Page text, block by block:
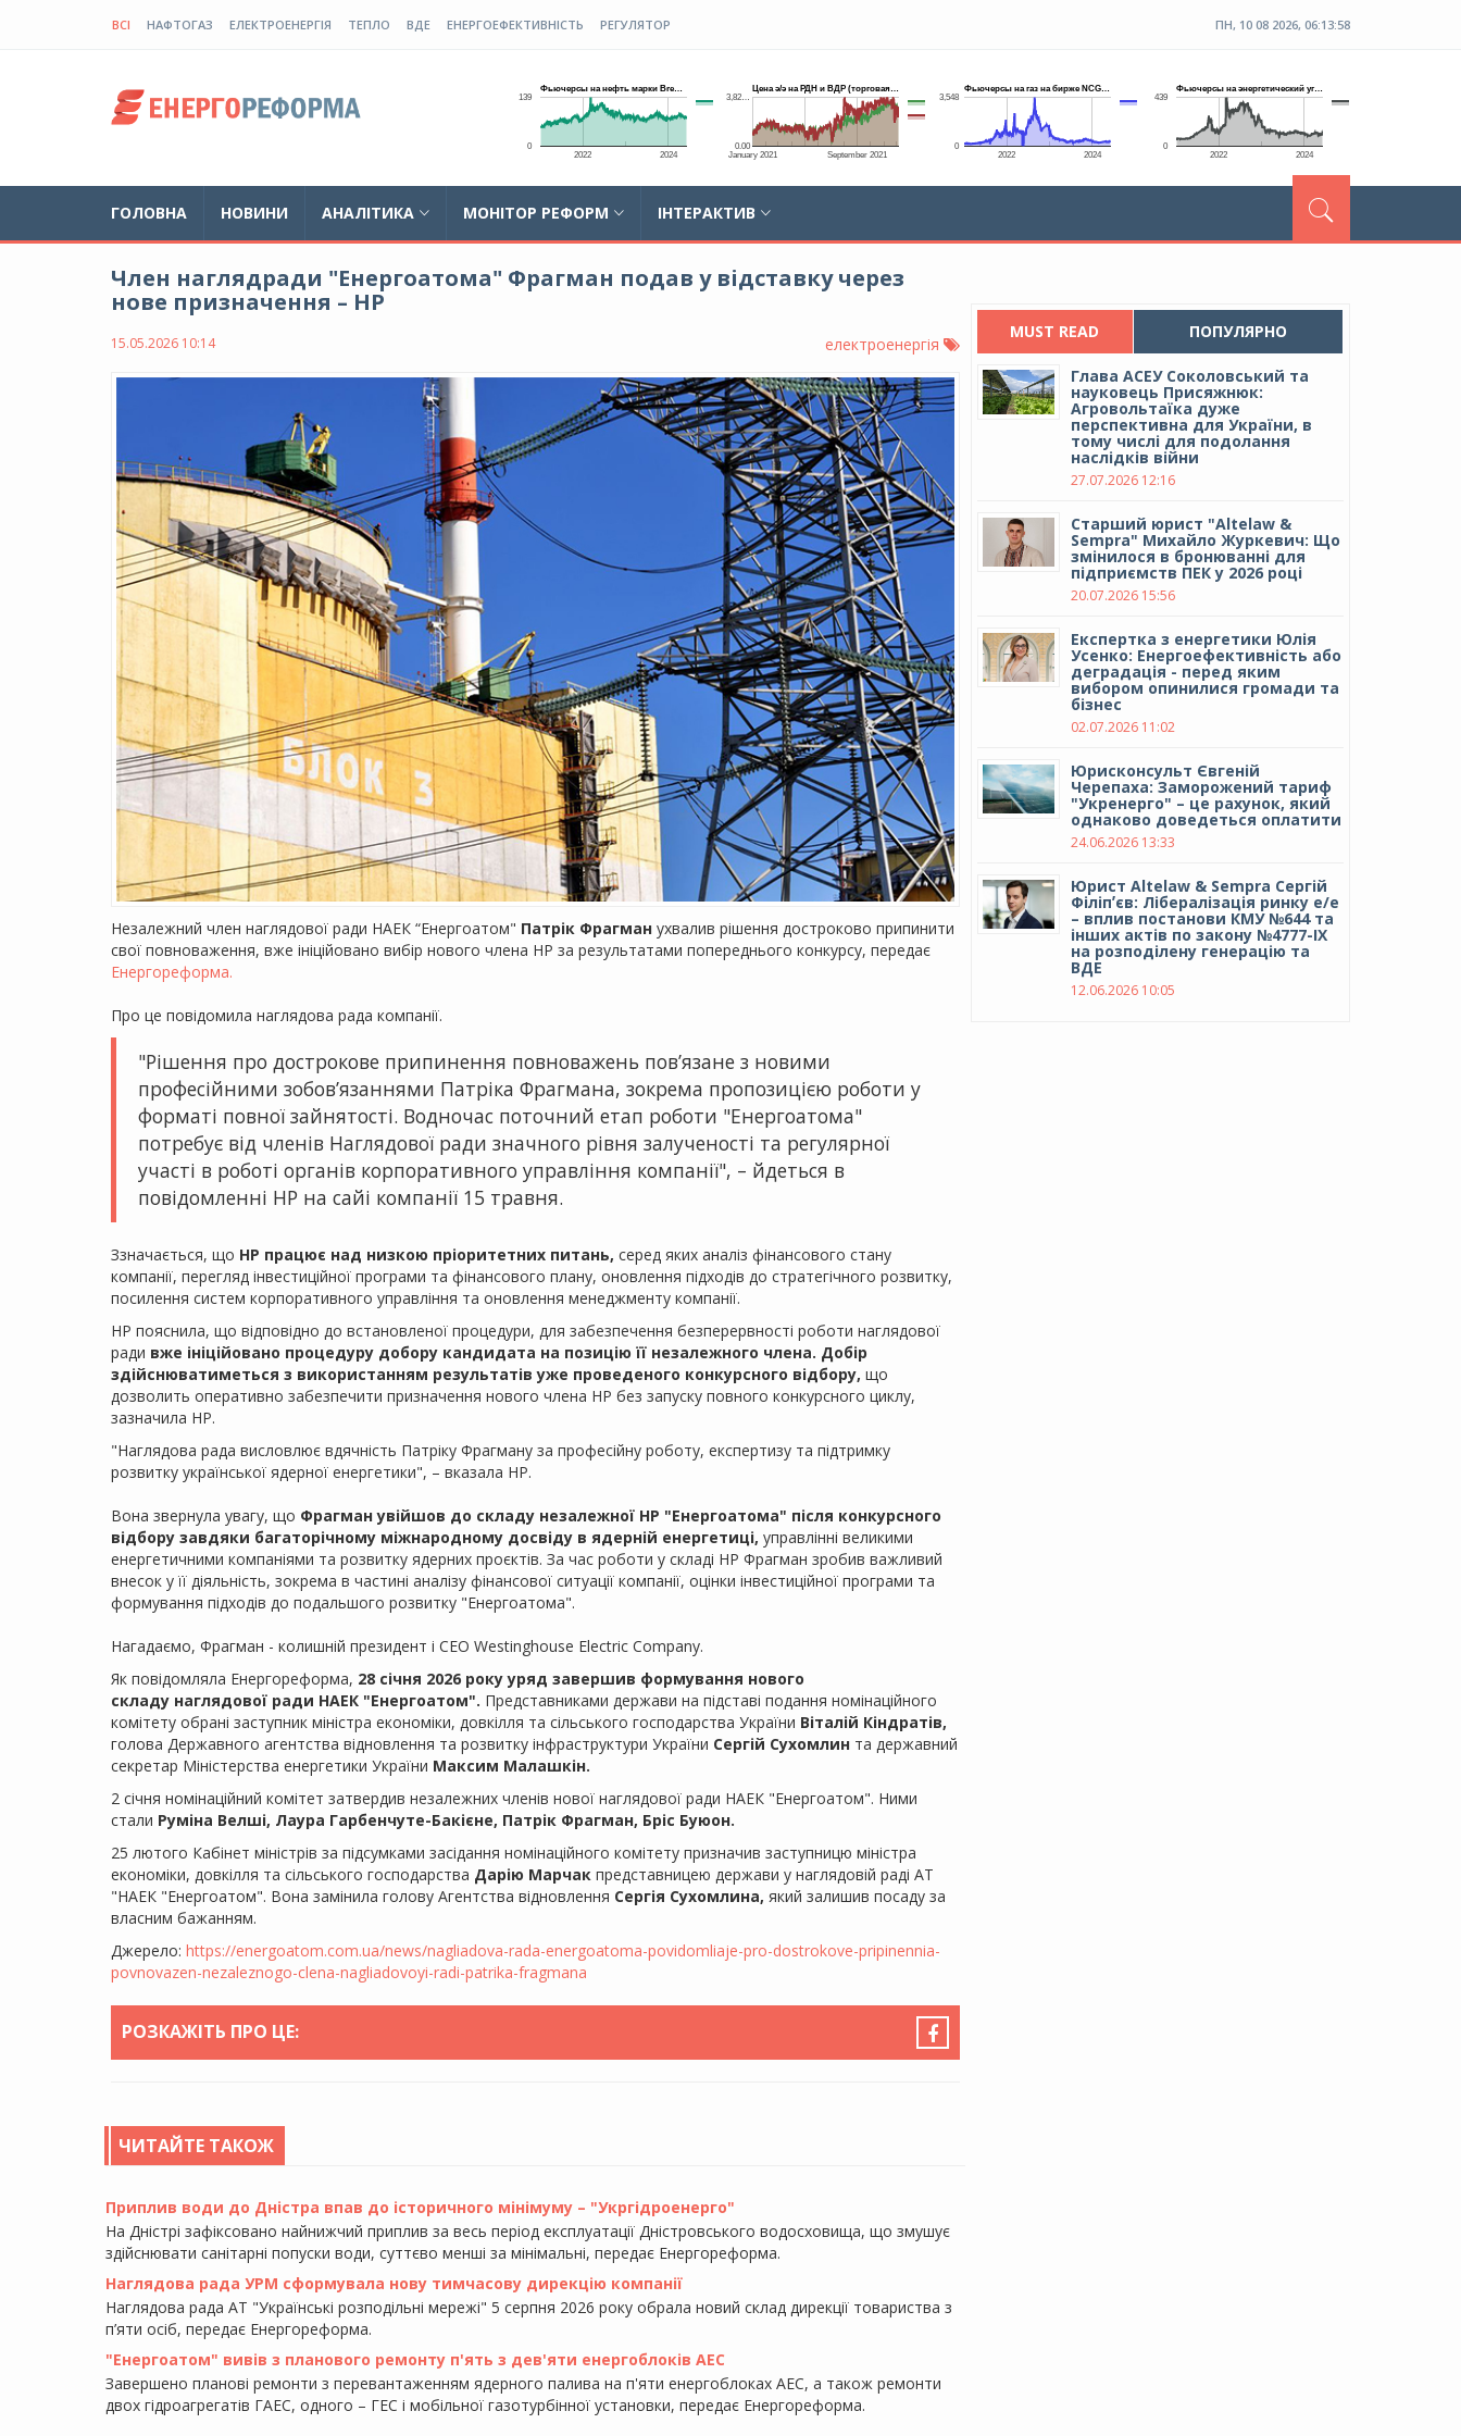
ВСІ НАФТОГАЗ ЕЛЕКТРОЕНЕРГІЯ ТЕПЛО ВДЕ ЕНЕРГОЕФЕКТИВНІСТЬ РЕГУЛЯТОР ПН, 10 08 2026, 06:13:59
ГОЛОВНА НОВИНИ АНАЛІТИКА МОНІТОР РЕФОРМ ІНТЕРАКТИВ
Член наглядради "Енергоатома" Фрагман подав у відставку через
нове призначення – НР
15.05.2026 10:14 електроенергія
Незалежний член наглядової ради НАЕК “Енергоатом" Патрік Фрагман ухвалив рішення достроково припинити
свої повноваження, вже ініційовано вибір нового члена НР за результатами попереднього конкурсу, передає
Енергореформа.
Про це повідомила наглядова рада компанії.
"Рішення про дострокове припинення повноважень пов’язане з новими
професійними зобов’язаннями Патріка Фрагмана, зокрема пропозицією роботи у
форматі повної зайнятості. Водночас поточний етап роботи "Енергоатома"
потребує від членів Наглядової ради значного рівня залученості та регулярної
участі в роботі органів корпоративного управління компанії", – йдеться в
повідомленні НР на сайі компанії 15 травня.
Ззначається, що НР працює над низкою пріоритетних питань, серед яких аналіз фінансового стану
компанії, перегляд інвестиційної програми та фінансового плану, оновлення підходів до стратегічного розвитку,
посилення систем корпоративного управління та оновлення менеджменту компанії.
НР пояснила, що відповідно до встановленої процедури, для забезпечення безперервності роботи наглядової
ради вже ініційовано процедуру добору кандидата на позицію її незалежного члена. Добір
здійснюватиметься з використанням результатів уже проведеного конкурсного відбору, що
дозволить оперативно забезпечити призначення нового члена НР без запуску повного конкурсного циклу,
зазначила НР.
"Наглядова рада висловлює вдячність Патріку Фрагману за професійну роботу, експертизу та підтримку
розвитку української ядерної енергетики", – вказала НР.
Вона звернула увагу, що Фрагман увійшов до складу незалежної НР "Енергоатома" після конкурсного
відбору завдяки багаторічному міжнародному досвіду в ядерній енергетиці, управлінні великими
енергетичними компаніями та розвитку ядерних проєктів. За час роботи у складі НР Фрагман зробив важливий
внесок у її діяльність, зокрема в частині аналізу фінансової ситуації компанії, оцінки інвестиційної програми та
формування підходів до подальшого розвитку "Енергоатома".
Нагадаємо, Фрагман - колишній президент і CEO Westinghouse Electric Company.
Як повідомляла Енергореформа, 28 січня 2026 року уряд завершив формування нового
складу наглядової ради НАЕК "Енергоатом". Представниками держави на підставі подання номінаційного
комітету обрані заступник міністра економіки, довкілля та сільського господарства України Віталій Кіндратів,
голова Державного агентства відновлення та розвитку інфраструктури України Сергій Сухомлин та державний
секретар Міністерства енергетики України Максим Малашкін.
2 січня номінаційний комітет затвердив незалежних членів нової наглядової ради НАЕК "Енергоатом". Ними
стали Руміна Велші, Лаура Гарбенчуте-Бакієне, Патрік Фрагман, Бріс Буюон.
25 лютого Кабінет міністрів за підсумками засідання номінаційного комітету призначив заступницю міністра
економіки, довкілля та сільського господарства Дарію Марчак представницею держави у наглядовій раді АТ
"НАЕК "Енергоатом". Вона замінила голову Агентства відновлення Сергія Сухомлина, який залишив посаду за
власним бажанням.
Джерело: https://energoatom.com.ua/news/nagliadova-rada-energoatoma-povidomliaje-pro-dostrokove-pripinennia-
povnovazen-nezaleznogo-clena-nagliadovoyi-radi-patrika-fragmana
РОЗКАЖІТЬ ПРО ЦЕ:
ЧИТАЙТЕ ТАКОЖ
Приплив води до Дністра впав до історичного мінімуму – "Укргідроенерго"
На Дністрі зафіксовано найнижчий приплив за весь період експлуатації Дністровського водосховища, що змушує
здійснювати санітарні попуски води, суттєво менші за мінімальні, передає Енергореформа.
Наглядова рада УРМ сформувала нову тимчасову дирекцію компанії
Наглядова рада АТ "Українські розподільні мережі" 5 серпня 2026 року обрала новий склад дирекції товариства з
п’яти осіб, передає Енергореформа.
"Енергоатом" вивів з планового ремонту п'ять з дев'яти енергоблоків АЕС
Завершено планові ремонти з перевантаженням ядерного палива на п'яти енергоблоках АЕС, а також ремонти
двох гідроагрегатів ГАЕС, одного – ГЕС і мобільної газотурбінної установки, передає Енергореформа.
MUST READ ПОПУЛЯРНО
Глава АСЕУ Соколовський та
науковець Присяжнюк:
Агровольтаїка дуже
перспективна для України, в
тому числі для подолання
наслідків війни
27.07.2026 12:16
Cтарший юрист "Altelaw &
Sempra" Михайло Журкевич: Що
змінилося в бронюванні для
підприємств ПЕК у 2026 році
20.07.2026 15:56
Експертка з енергетики Юлія
Усенко: Енергоефективність або
деградація - перед яким
вибором опинилися громади та
бізнес
02.07.2026 11:02
Юрисконсульт Євгеній
Черепаха: Заморожений тариф
"Укренерго" – це рахунок, який
однаково доведеться оплатити
24.06.2026 13:33
Юрист Altelaw & Sempra Сергій
Філіпʼєв: Лібералізація ринку е/е
– вплив постанови КМУ №644 та
інших актів по закону №4777-IX
на розподілену генерацію та
ВДЕ
12.06.2026 10:05